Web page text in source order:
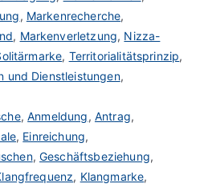
, Markenrecherche,
, Markenverletzung, Nizza-
, Territorialitätsprinzip,
und Dienstleistungen,
,Anmeldung, Antrag,
, Einreichung,
, Geschäftsbeziehung,
, Klangmarke,